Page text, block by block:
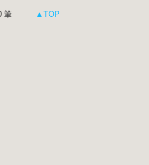
0 筆 ▲TOP